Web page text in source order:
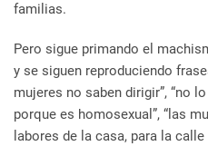
familias.
Pero sigue primando el
y se siguen reproduciendo
mujeres no saben dirigir”, “no
porque es homosexual”, “las
labores de la casa, para la